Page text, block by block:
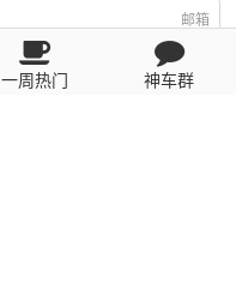
邮箱
一周热门 神车群